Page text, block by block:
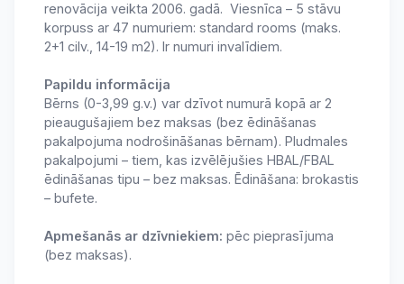
renovācija veikta 2006. gadā. Viesnīca – 5 stāvu
korpuss ar 47 numuriem: standard rooms (maks.
2+1 cilv., 14-19 m2). Ir numuri invalīdiem.
Papildu informācija
Bērns (0-3,99 g.v.) var dzīvot numurā kopā ar 2
pieaugušajiem bez maksas (bez ēdināšanas
pakalpojuma nodrošināšanas bērnam). Pludmales
pakalpojumi – tiem, kas izvēlējušies HBAL/FBAL
ēdināšanas tipu – bez maksas. Ēdināšana: brokastis
– bufete.
Apmešanās ar dzīvniekiem: pēc pieprasījuma
(bez maksas).